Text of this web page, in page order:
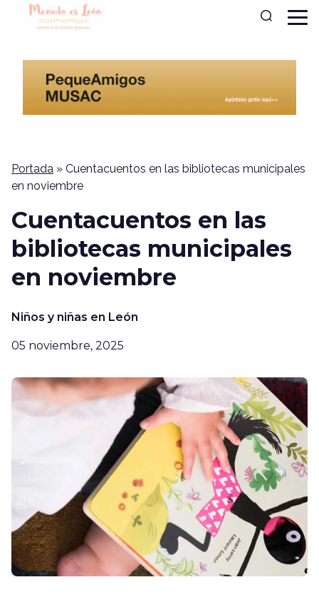
Portada » Cuentacuentos en las bibliotecas municipales
en noviembre
Cuentacuentos en las
bibliotecas municipales
en noviembre
Niños y niñas en León
05 noviembre, 2025